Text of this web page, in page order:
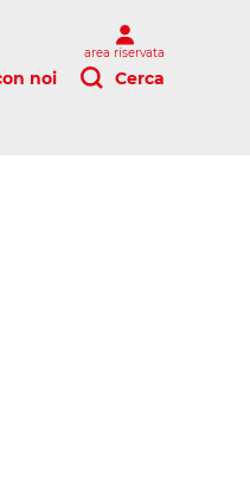
noi Cerca
area riservata